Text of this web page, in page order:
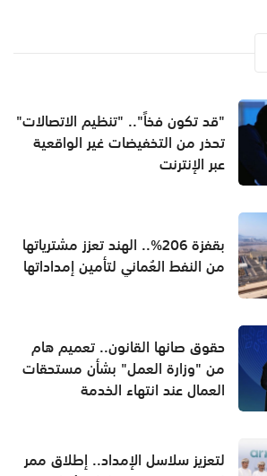
"قد تكون فخاً".. "تنظيم الاتصالات"
تحذر من التخفيضات غير الواقعية
عبر الإنترنت
بقفزة 206%.. الهند تعزز مشترياتها
من النفط العُماني لتأمين إمداداتها
حقوق صانها القانون.. تعميم هام
من "وزارة العمل" بشأن مستحقات
العمال عند انتهاء الخدمة
لتعزيز سلاسل الإمداد.. إطلاق ممر